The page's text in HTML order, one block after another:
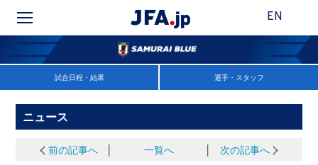
EN
試合日程・結果 選手・スタッフ
ニュース
前の記事へ 一覧へ 次の記事へ